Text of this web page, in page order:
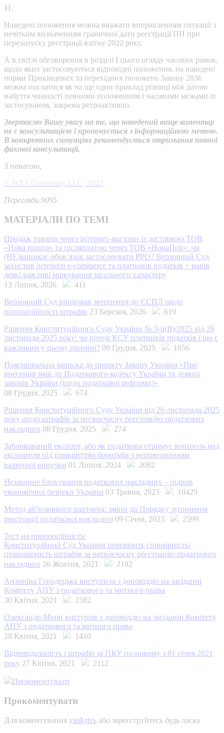
11.
Наведені положення можна вважати виправленням ситуації з
нечітким визначенням граничної дати реєстрації ПН при
перезапуску реєстрації влітку 2022 року.
А в світлі обговорення в розділі І цього огляду часових рамок,
щодо яких застосовуються відповідні положення, на наведені
норми Прикінцевих та перехідних положень Закону 2836
можна послатися як на ще один приклад різниці між датою
набуття чинності певними положенням і часовими межами їх
застосування, зокрема ретроактивно.
Звертаємо Вашу увагу на те, що наведений вище коментар
не є консультацією і пропонується з інформаційною метою.
В конкретних ситуаціях рекомендується отримання повної
фахової консультації.
З повагою,
© WTS Consulting LLC, 2023
Перегляди 9095
МАТЕРІАЛИ ПО ТЕМІ
Продаж товарів через інтернет-магазин із доставкою ТОВ
«Нова пошта» та післяплатою через ТОВ «НоваПей»: чи
(НЕ)виникає обов’язок застосовувати РРО? Верховний Суд
захистив інтереси e-commerce та платників податків + навів
деякі важливі міркування загального характеру
13 Липня, 2026
411
Верховний Суд ініціював звернення до ЄСПЛ щодо
пропорційності штрафів 23 Березня, 2026
619
Рішення Конституційного Суду України № 5-р(II)/2025 від 26
листопада 2025 року: чи почув КСУ платників податків і що є
важливим у цьому рішенні? 09 Грудня, 2025
1656
Пояснювальна записка до проекту Закону України «Про
внесення змін до Податкового кодексу України та деяких
законів України (щодо податкової реформи)»
08 Грудня, 2025
674
Рішення Конституційного Суду України від 26 листопада 2025
року щодо штрафів за несвоєчасну реєстрацію податкових
накладних 08 Грудня, 2025
274
Заблокований експорт, або як податкова отримує контроль над
експортом під прикриттям боротьби з неповерненням
валютної виручки 01 Липня, 2024
2082
Незаконне блокування податкових накладних – підрив
економічної безпеки України 03 Травня, 2023
10429
Метод аб’юзивного партнера: зміни до Порядку зупинення
реєстрації податкової накладної 09 Січня, 2023
2599
Тест на пропорційність:
Конституційний Суд України перевірить співмірність/
правомірність штрафів за несвоєчасну реєстрацію податкових
накладних 26 Жовтня, 2021
2182
Антоніна Городецька виступила з доповіддю на засіданні
Комітету АПУ з податкового та митного права
30 Квітня, 2021
1582
Олександр Мінін виступив з доповіддю на засіданні Комітету
АПУ з податкового та митного права
28 Квітня, 2021
1410
Відповідальність і штрафи за ПКУ по-новому з 01 січня 2021
року 27 Квітня, 2021 2112
Прокоментувати
Прокоментувати
Для коментування увійдіть або зареєструйтесь будь ласка